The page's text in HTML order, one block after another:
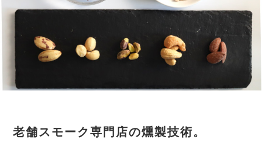
老舗スモーク専門店の燻製技術。